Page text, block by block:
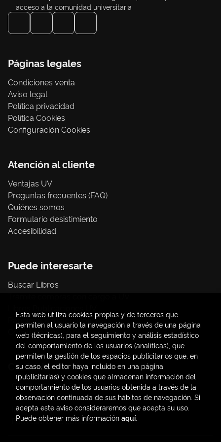
acceso a la comunidad universitaria
Páginas legales
Condiciones venta
Aviso legal
Política privacidad
Política Cookies
Configuración Cookies
Atención al cliente
Ventajas UV
Preguntas frecuentes (FAQ)
Quiénes somos
Formulario desistimiento
Accesibilidad
Puede interesarte
Buscar Libros
Papelería / material oficina
Consumo Sostenible
Contacto
C/ Amadeo de Saboya, 4
(+34) 963828968
latendauv@fundacio.es
Formulario de contacto
Esta web utiliza cookies propias y de terceros que
permiten al usuario la navegación a través de una página
web (técnicas), para el seguimiento y análisis estadístico
del comportamiento de los usuarios (analíticas), que
permiten la gestión de los espacios publicitarios que, en
su caso, el editor haya incluido en una página
(publicitarias) y cookies que almacenan información del
comportamiento de los usuarios obtenida a través de la
observación continuada de sus hábitos de navegación. Si
acepta este aviso consideraremos que acepta su uso.
Puede obtener más información aquí.